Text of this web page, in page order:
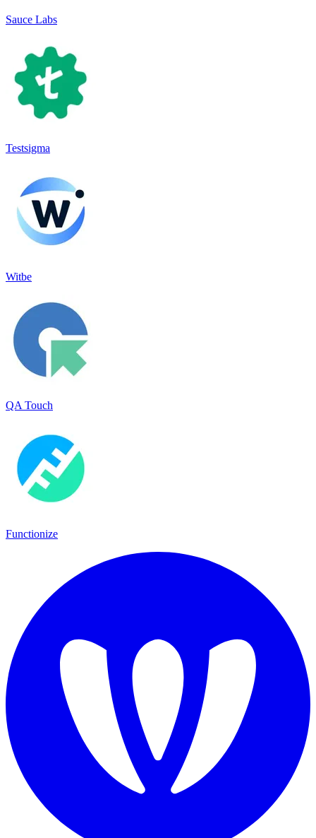
Sauce Labs
Testsigma
Witbe
QA Touch
Functionize